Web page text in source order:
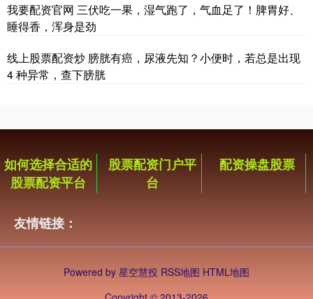
我要配资官网 三伏吃一果，湿气跑了，气血足了！脾胃好、
睡得香，浑身是劲
线上股票配资炒 膀胱有癌，尿液先知？小便时，若总是出现
4 种异常，查下膀胱
如何选择合适的
股票配资平台
股票配资门户平
台
配资操盘股票
友情链接：
Powered by 星空慧投 RSS地图 HTML地图